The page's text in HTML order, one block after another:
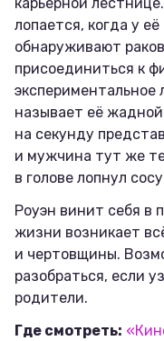
карьерной
лопается, когда у
обнаруживают
присоединиться к
экспериментальное
называет её
на секунду
и мужчина тут же
в голове лопнул
Роуэн винит себя в
жизни возникает
и чертовщины.
разобраться, если
родители.
Где смотреть: